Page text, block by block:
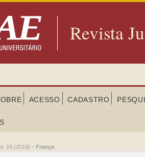
Revista
ACESSO CADASTRO
18 (2018) > França